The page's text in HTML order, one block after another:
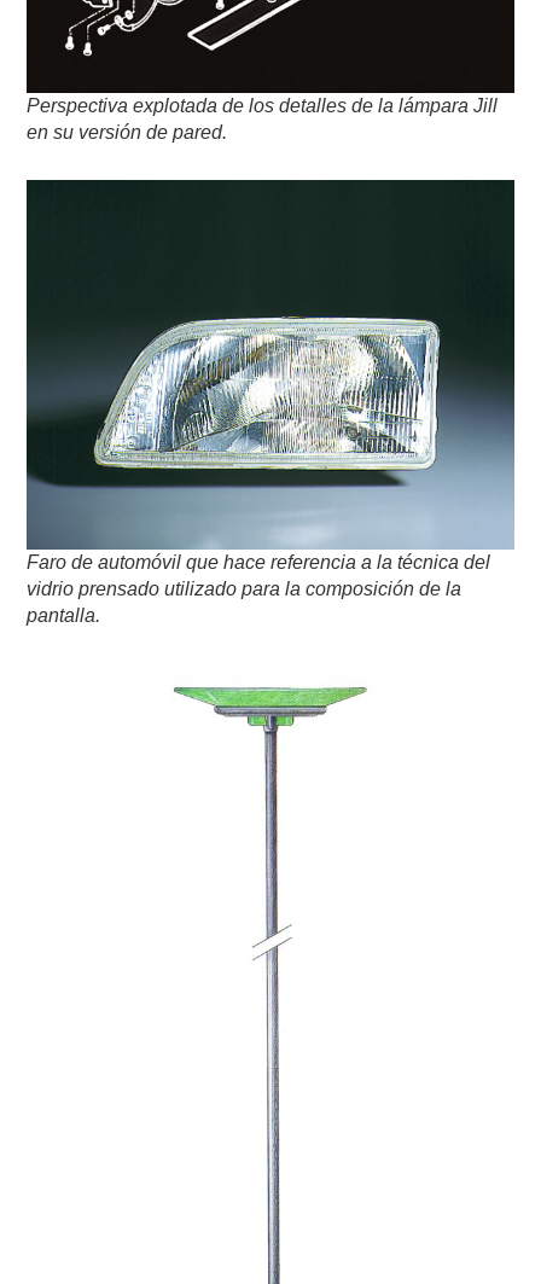
Perspectiva explotada de los detalles de la lámpara Jill
en su versión de pared.
Faro de automóvil que hace referencia a la técnica del
vidrio prensado utilizado para la composición de la
pantalla.